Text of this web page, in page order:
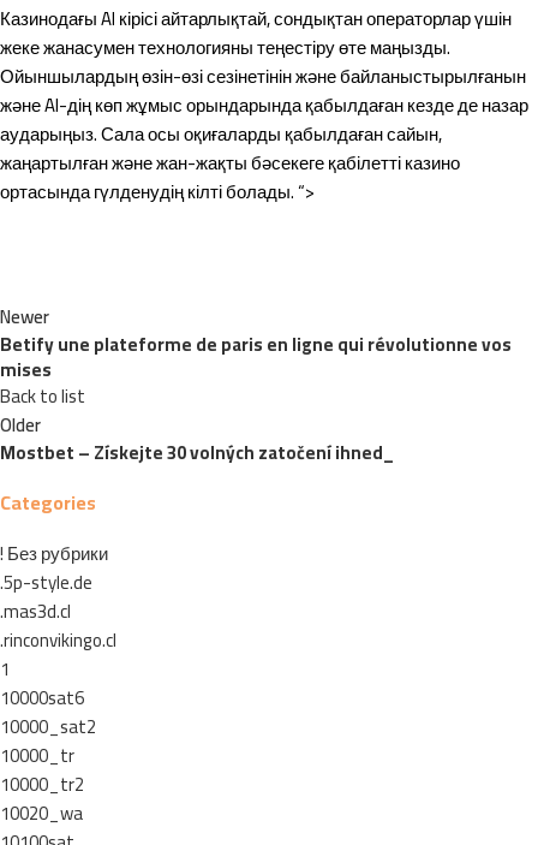
Казинодағы AI кірісі айтарлықтай, сондықтан операторлар үшін
жеке жанасумен технологияны теңестіру өте маңызды.
Ойыншылардың өзін-өзі сезінетінін және байланыстырылғанын
және AI-дің көп жұмыс орындарында қабылдаған кезде де назар
аударыңыз. Сала осы оқиғаларды қабылдаған сайын,
жаңартылған және жан-жақты бәсекеге қабілетті казино
ортасында гүлденудің кілті болады.“>
Newer
Betify une plateforme de paris en ligne qui révolutionne vos
mises
Back to list
Older
Mostbet – Získejte 30 volných zatočení ihned_
Categories
! Без рубрики
.5p-style.de
.mas3d.cl
.rinconvikingo.cl
1
10000sat6
10000_sat2
10000_tr
10000_tr2
10020_wa